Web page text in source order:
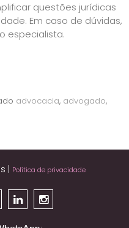
questões jurídicas
Em caso de dúvidas,
especialista.
advocacia, advogado,
Política de privacidade